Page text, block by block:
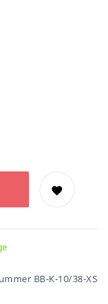
BB-K-10/38-XS